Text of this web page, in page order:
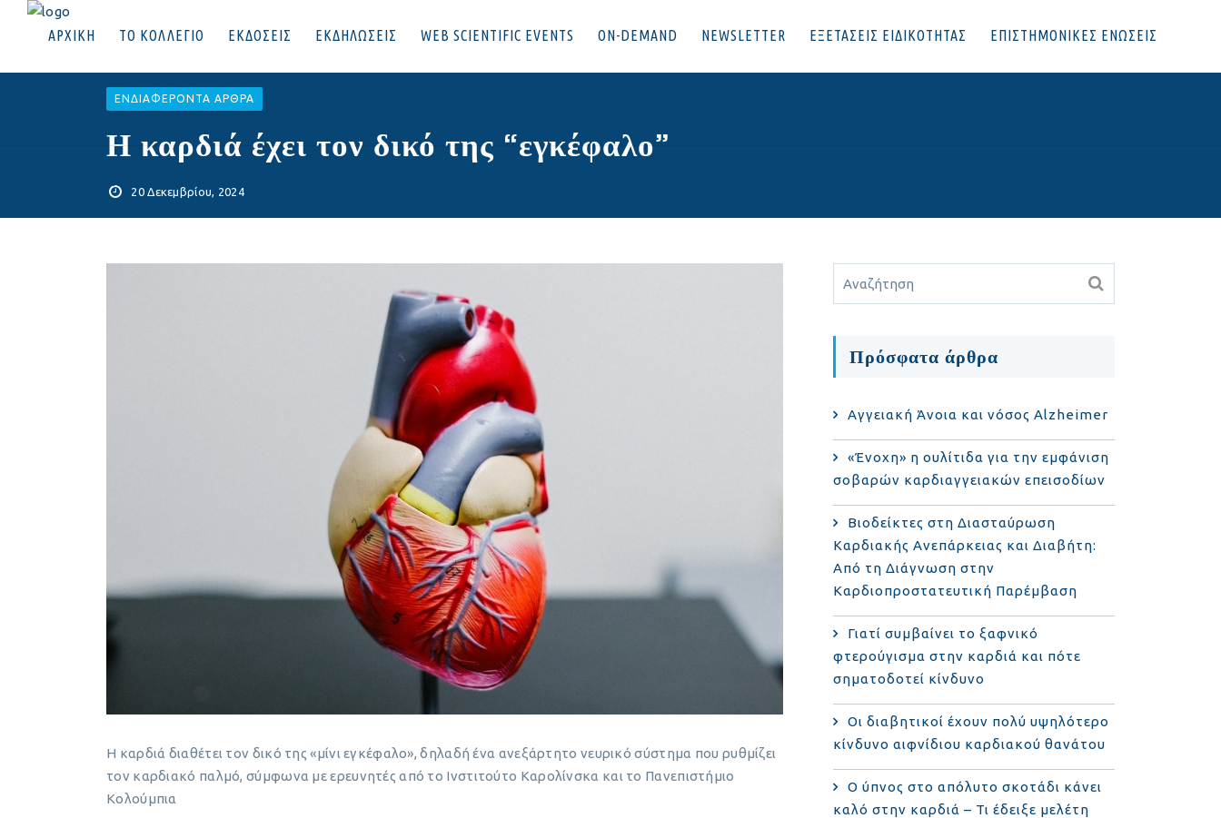
ΑΡΧΙΚΗ ΤΟ ΚΟΛΛΕΓΙΟ ΕΚΔΟΣΕΙΣ ΕΚΔΗΛΩΣΕΙΣ WEB SCIENTIFIC EVENTS ON-DEMAND NEWSLETTER ΕΞΕΤΑΣΕΙΣ ΕΙΔΙΚΟΤΗΤΑΣ ΕΠΙΣΤΗΜΟΝΙΚΕΣ ΕΝΩΣΕΙΣ
EΝΔΙΑΦΈΡΟΝΤΑ ΆΡΘΡΑ
Η καρδιά έχει τον δικό της “εγκέφαλο”
20 Δεκεμβρίου, 2024
Η καρδιά διαθέτει τον δικό της «μίνι εγκέφαλο», δηλαδή ένα ανεξάρτητο νευρικό σύστημα που ρυθμίζει
τον καρδιακό παλμό, σύμφωνα με ερευνητές από το Ινστιτούτο Καρολίνσκα και το Πανεπιστήμιο
Κολούμπια
Πρόσφατα άρθρα
Αγγειακή Άνοια και νόσος Alzheimer
«Ένοχη» η ουλίτιδα για την εμφάνιση
σοβαρών καρδιαγγειακών επεισοδίων
Βιοδείκτες στη Διασταύρωση
Καρδιακής Ανεπάρκειας και Διαβήτη:
Από τη Διάγνωση στην
Καρδιοπροστατευτική Παρέμβαση
Γιατί συμβαίνει το ξαφνικό
φτερούγισμα στην καρδιά και πότε
σηματοδοτεί κίνδυνο
Οι διαβητικοί έχουν πολύ υψηλότερο
κίνδυνο αιφνίδιου καρδιακού θανάτου
Ο ύπνος στο απόλυτο σκοτάδι κάνει
καλό στην καρδιά – Τι έδειξε μελέτη